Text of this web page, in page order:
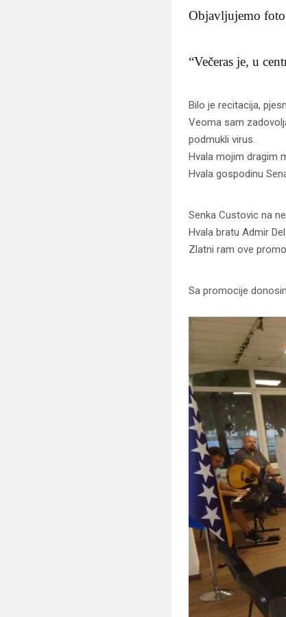
Objavljujemo
“Večeras je, u
Bilo je recitacija,
Veoma sam
podmukli virus.
Hvala mojim dragim
Hvala gospodinu
Senka Custovic na
Hvala bratu Admir
Zlatni ram ove
Sa promocije